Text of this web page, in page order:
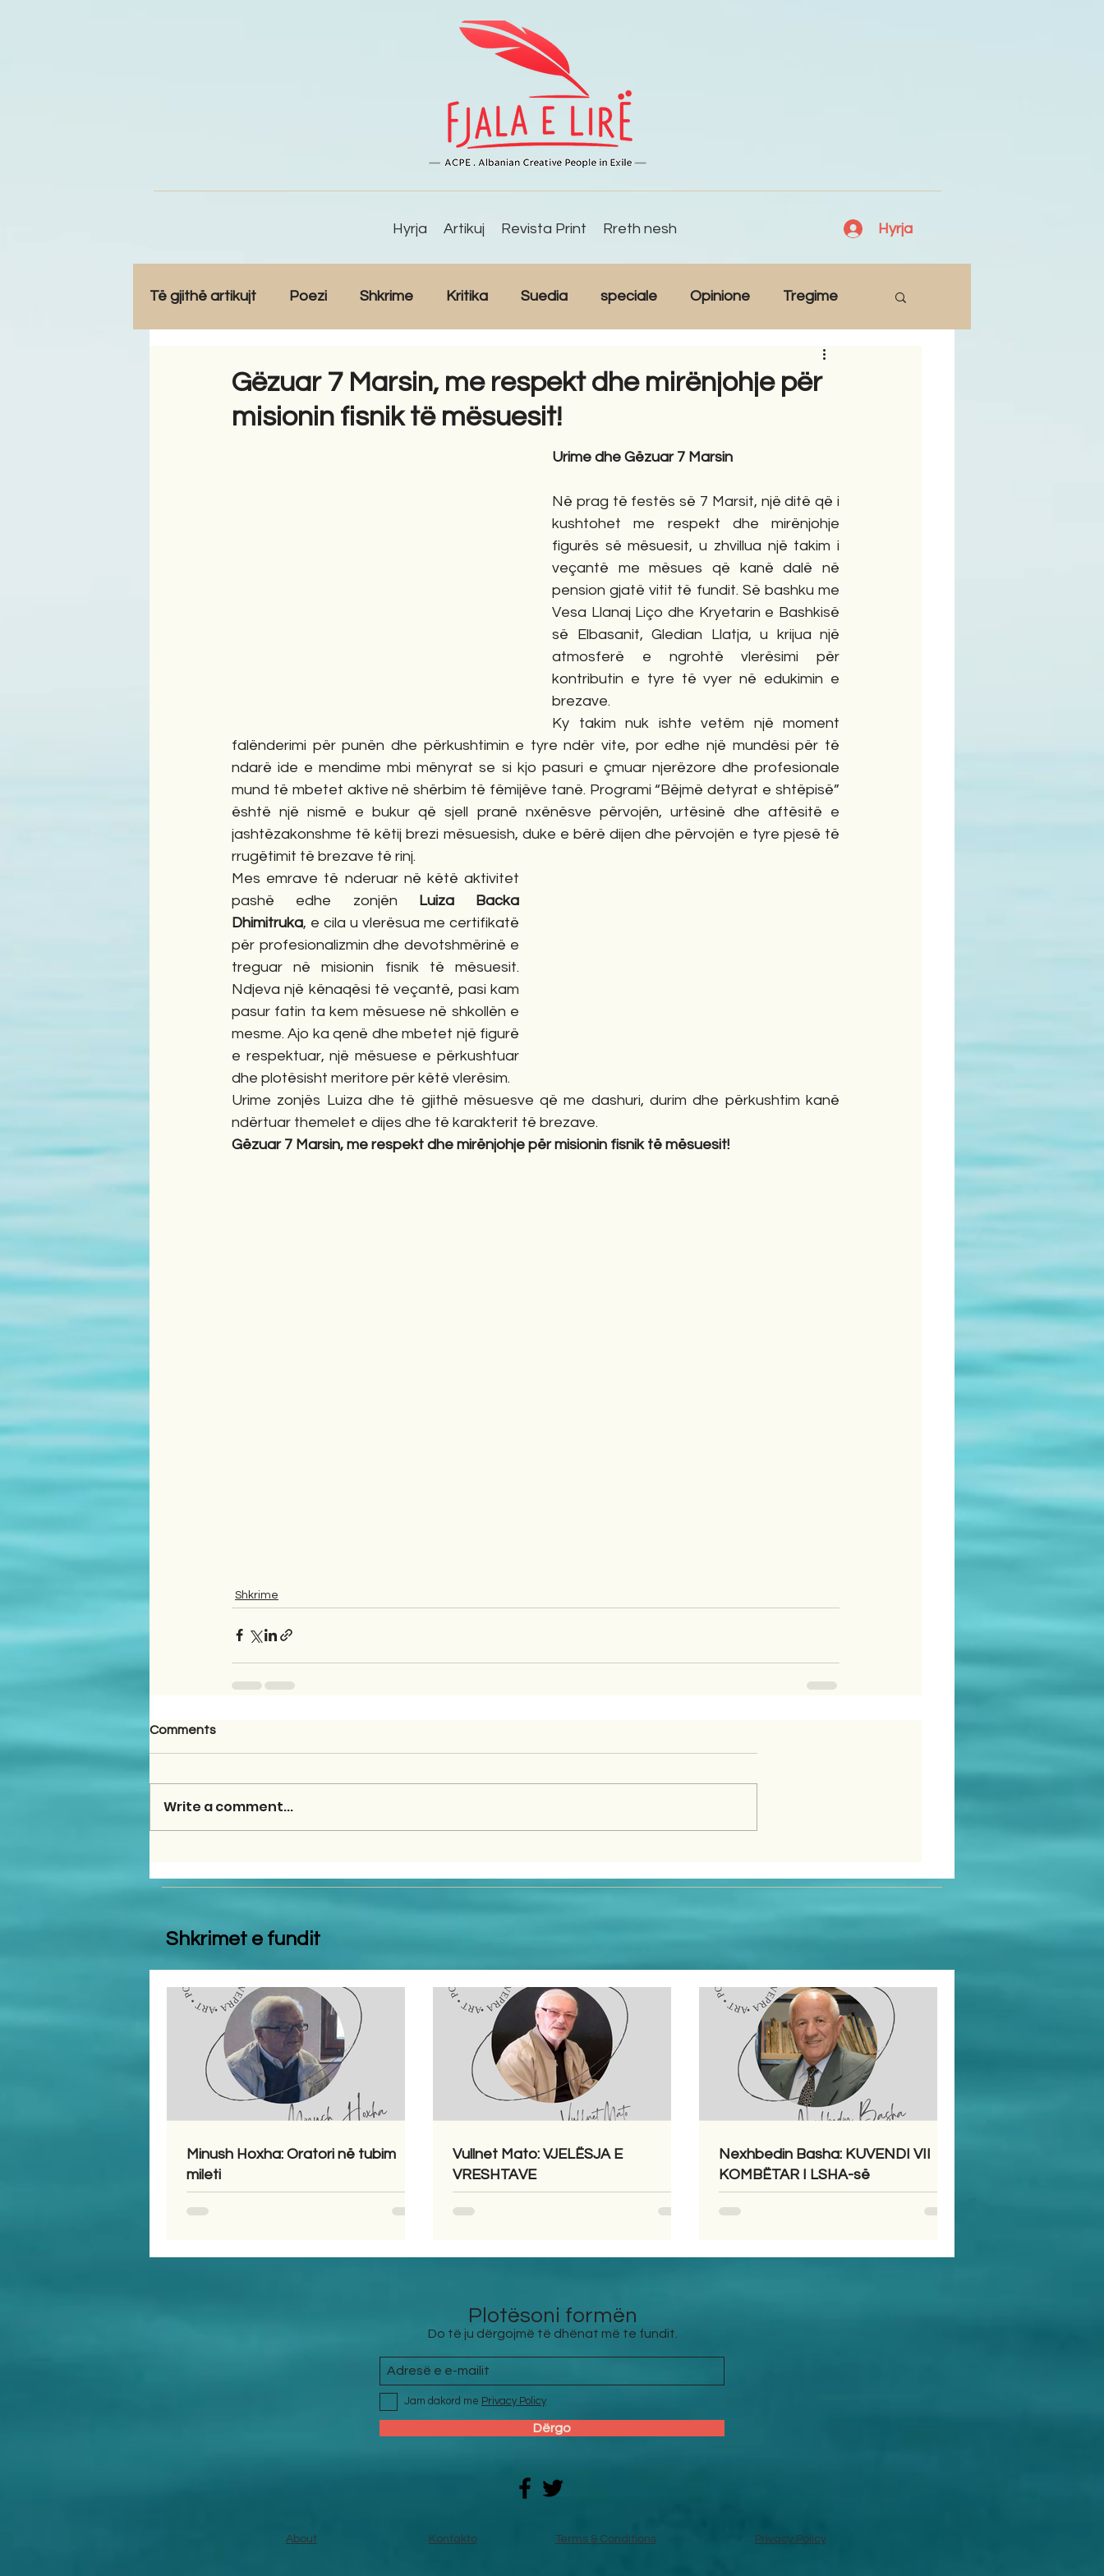
Hyrja Artikuj Revista Print Rreth nesh Hyrja
Të gjithë artikujt Poezi Shkrime Kritika Suedia speciale Opinione Tregime
Gëzuar 7 Marsin, me respekt dhe mirënjohje për
misionin fisnik të mësuesit!
Urime dhe Gëzuar 7 Marsin
Në prag të festës së 7 Marsit, një ditë që i
kushtohet me respekt dhe mirënjohje
figurës së mësuesit, u zhvillua një takim i
veçantë me mësues që kanë dalë në
pension gjatë vitit të fundit. Së bashku me
Vesa Llanaj Liço dhe Kryetarin e Bashkisë
së Elbasanit, Gledian Llatja, u krijua një
atmosferë e ngrohtë vlerësimi për
kontributin e tyre të vyer në edukimin e
brezave.
Ky takim nuk ishte vetëm një moment
falënderimi për punën dhe përkushtimin e tyre ndër vite, por edhe një mundësi për të
ndarë ide e mendime mbi mënyrat se si kjo pasuri e çmuar njerëzore dhe profesionale
mund të mbetet aktive në shërbim të fëmijëve tanë. Programi “Bëjmë detyrat e shtëpisë”
është një nismë e bukur që sjell pranë nxënësve përvojën, urtësinë dhe aftësitë e
jashtëzakonshme të këtij brezi mësuesish, duke e bërë dijen dhe përvojën e tyre pjesë të
rrugëtimit të brezave të rinj.
Mes emrave të nderuar në këtë aktivitet
pashë edhe zonjën
Luiza Backa
Dhimitruka, e cila u vlerësua me certifikatë
për profesionalizmin dhe devotshmërinë e
treguar në misionin fisnik të mësuesit.
Ndjeva një kënaqësi të veçantë, pasi kam
pasur fatin ta kem mësuese në shkollën e
mesme. Ajo ka qenë dhe mbetet një figurë
e respektuar, një mësuese e përkushtuar
dhe plotësisht meritore për këtë vlerësim.
Urime zonjës Luiza dhe të gjithë mësuesve që me dashuri, durim dhe përkushtim kanë
ndërtuar themelet e dijes dhe të karakterit të brezave.
Gëzuar 7 Marsin, me respekt dhe mirënjohje për misionin fisnik të mësuesit!
Shkrime
Comments
Write a comment...
Shkrimet e fundit
Minush Hoxha: Oratori në tubim
mileti
Vullnet Mato: VJELËSJA E
VRESHTAVE
Nexhbedin Basha: KUVENDI VII
KOMBËTAR I LSHA-së
Plotësoni formën
Do të ju dërgojmë të dhënat më te fundit.
Jam dakord me Privacy Policy
Dërgo
About Kontakto Terms & Conditions Privacy Policy